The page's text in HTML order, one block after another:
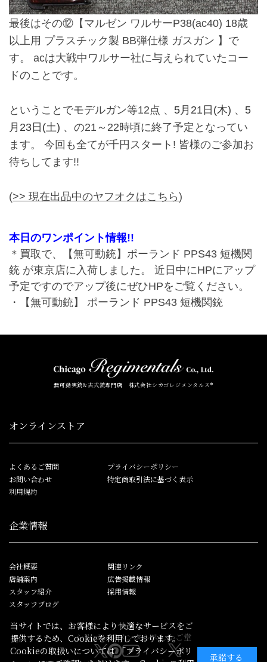
最後はその⑫ 【マルゼン ワルサーP38(ac40) 18歳
以上用 プラスチック製 BB弾仕様 ガスガン 】 で
す。 acは大戦中ワルサー社に与えられていたコー
ドのことです。
ということでモデルガン等12点 、 5月21日(木) 、5
月23日(土) 、 の21～22時頃に終了予定となってい
ます。 今回も全てが千円スタート! 皆様のご参加お
待ちしてます!!
(>> 現在出品中のヤフオクはこちら)
本日のワンポイント情報!!
＊ 買取で、【無可動銃】 ポーランド PPS43 短機関
銃 が東京店に入荷しました。 近日中にHPにアップ
予定ですのでアップ後にぜひHPをご覧ください。
・【無可動銃】 ポーランド PPS43 短機関銃
無可動実銃&古式銃専門店 株式会社シカゴレジメンタルス®
オンラインストア
よくあるご質問
お問い合わせ
利用規約
プライバシーポリシー
特定商取引法に基づく表示
企業情報
会社概要
店舗案内
スタッフ紹介
スタッフブログ
関連リンク
広告掲載情報
採用情報
シカゴレジメンタルスしかご堂
当サイトでは、お客様により快適なサービスをご
提供するため、Cookieを利用しております。
Cookieの取扱いについては「プライバシーポリ
承諾する